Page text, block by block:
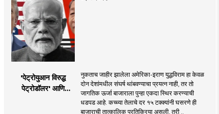
'पेट्रोयुआन विरुद्ध
पेट्रोडॉलर' आणि
नुकताच जाहीर झालेला अमेरिका-इराण युद्धविराम हा केवळ
दोन देशांमधील संघर्ष थांबवण्याचा प्रयत्न नाही, तर तो
जागतिक ऊर्जा बाजाराला पुन्हा एकदा स्थिर करण्याची
धडपड आहे. कच्च्या तेलाचे दर १५ टक्क्यांनी घसरणे ही
बाजाराची तात्कालिक प्रतिक्रिया असली, तरी ..